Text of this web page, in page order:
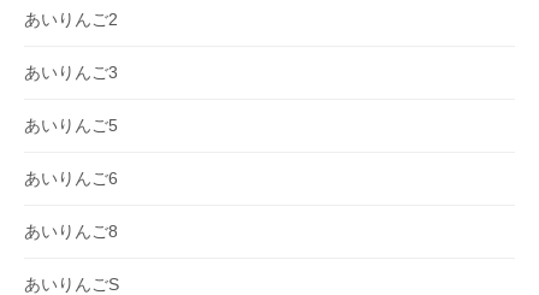
あいりんご2
あいりんご3
あいりんご5
あいりんご6
あいりんご8
あいりんごS